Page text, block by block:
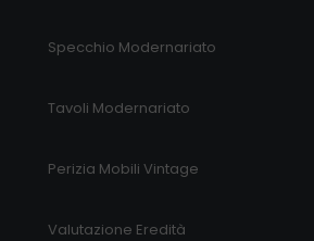
Specchio Modernariato
Tavoli Modernariato
Perizia Mobili Vintage
Valutazione Eredità